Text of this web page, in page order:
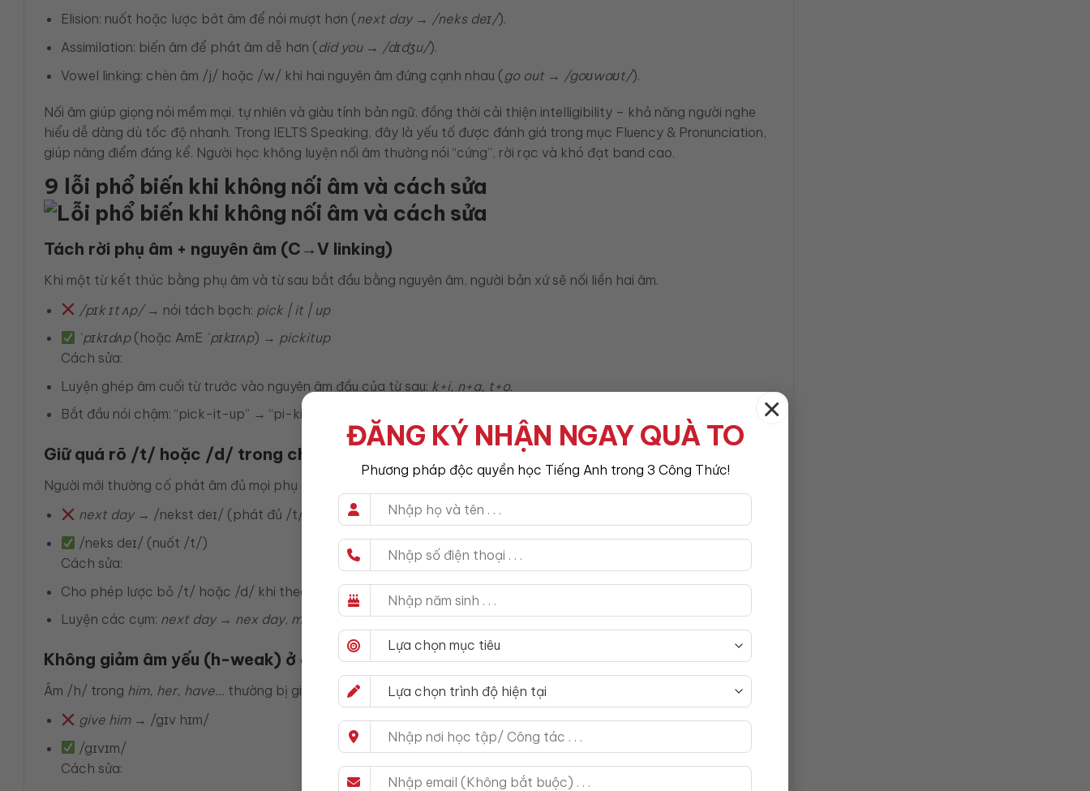
ĐĂNG KÝ NHẬN NGAY QUÀ TO
Phương pháp độc quyền học Tiếng Anh trong 3 Công Thức!
×
Elision: nuốt hoặc lược bớt âm để nói mượt hơn (next day → /neks deɪ/).
Assimilation: biến âm để phát âm dễ hơn (did you → /dɪdʒu/).
Vowel linking: chèn âm /j/ hoặc /w/ khi hai nguyên âm đứng cạnh nhau (go out → /goʊwaʊt/).
Nối âm giúp giọng nói mềm mại, tự nhiên và giàu tính bản ngữ, đồng thời cải thiện intelligibility – khả năng người nghe
hiểu dễ dàng dù tốc độ nhanh. Trong IELTS Speaking, đây là yếu tố được đánh giá trong mục Fluency & Pronunciation,
giúp nâng điểm đáng kể. Người học không luyện nối âm thường nói “cứng”, rời rạc và khó đạt band cao.
9 lỗi phổ biến khi không nối âm và cách sửa
Tách rời phụ âm + nguyên âm (C→V linking)
Khi một từ kết thúc bằng phụ âm và từ sau bắt đầu bằng nguyên âm, người bản xứ sẽ nối liền hai âm.
/pɪk ɪt ʌp/→ nói tách bạch: pick | it | up
ˈpɪkɪdʌp(hoặc AmE ˈpɪkɪɾʌp) → pickitup
Cách sửa:
Luyện ghép âm cuối từ trước vào nguyên âm đầu của từ sau: k+i, n+a, t+o.
Bắt đầu nói chậm: “pick-it-up” → “pi-kit-up” → “pikidup”.
Giữ quá rõ /t/ hoặc /d/ trong chùm phụ âm (consonant cluster)
Người mới thường cố phát âm đủ mọi phụ âm khiến giọng bị cứng.
next day→ /nekst deɪ/ (phát đủ /t/)
/neks deɪ/ (nuốt /t/)
Cách sửa:
Cho phép lược bỏ /t/ hoặc /d/ khi theo sau là phụ âm khác.
Luyện các cụm: next day → nex day, must be → mus be,old man → ol man.
Không giảm âm yếu (h-weak) ở đại từ và trợ động từ
Âm /h/ trong him, her, have… thường bị giảm hoặc mất trong giao tiếp tự nhiên.
give him→ /gɪv hɪm/
/gɪvɪm/
Cách sửa: